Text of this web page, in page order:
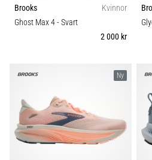
Brooks
Kvinnor
Ghost Max 4- Svart
2 000 kr
Ny